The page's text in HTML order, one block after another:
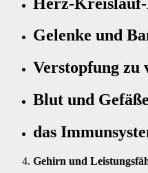
Gelenke und
Verstopfung zu
Blut und
das
Gehirn und